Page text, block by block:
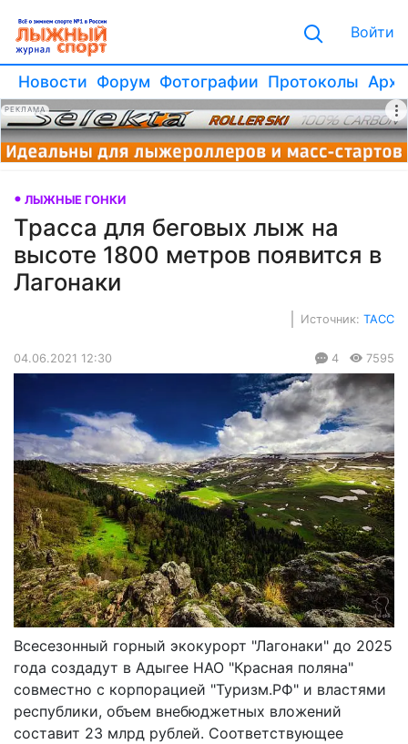
Войти
Новости Форум Фотографии Протоколы
РЕКЛАМА
ЛЫЖНЫЕ ГОНКИ
Трасса для беговых лыж на
высоте 1800 метров появится в
Лагонаки
Источник: ТАСС
04.06.2021 12:30 4 7595
Всесезонный горный экокурорт "Лагонаки" до 2025
года создадут в Адыгее НАО "Красная поляна"
совместно с корпорацией "Туризм.РФ" и властями
республики, объем внебюджетных вложений
составит 23 млрд рублей. Соответствующее